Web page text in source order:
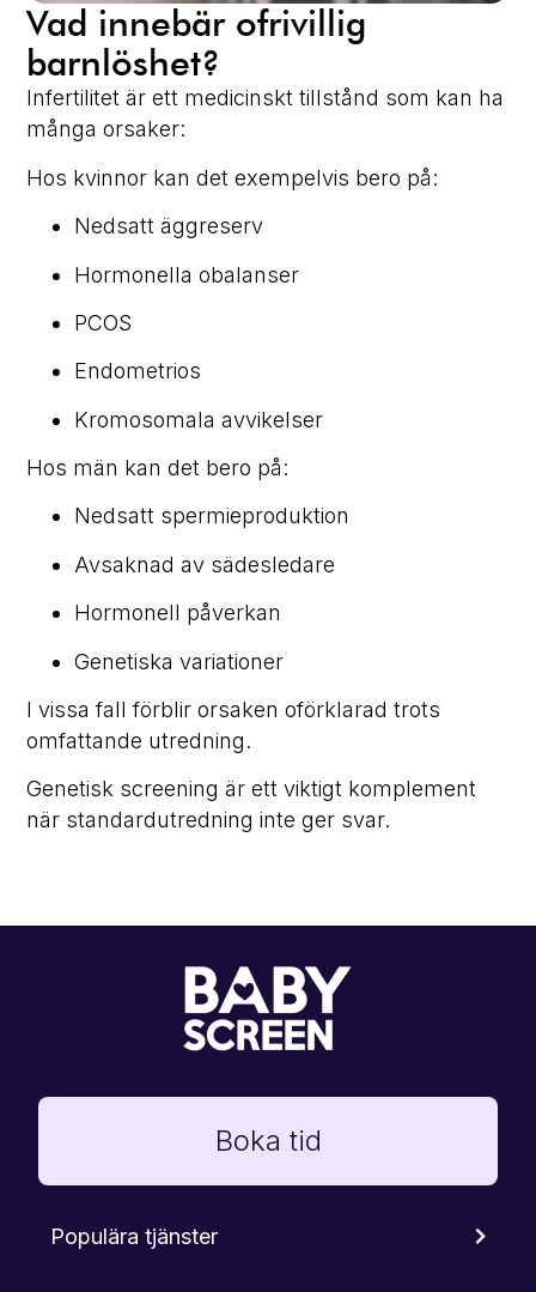
Vad innebär ofrivillig
barnlöshet?
Infertilitet är ett medicinskt tillstånd som kan ha
många orsaker:
Hos kvinnor kan det exempelvis bero på:
Nedsatt äggreserv
Hormonella obalanser
PCOS
Endometrios
Kromosomala avvikelser
Hos män kan det bero på:
Nedsatt spermieproduktion
Avsaknad av sädesledare
Hormonell påverkan
Genetiska variationer
I vissa fall förblir orsaken oförklarad trots
omfattande utredning.
Genetisk screening är ett viktigt komplement
när standardutredning inte ger svar.
Boka tid
Populära tjänster